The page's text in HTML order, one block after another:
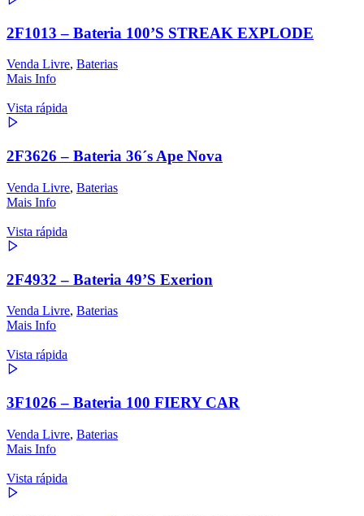
2F1013 – Bateria 100’S STREAK EXPLODE
Venda Livre, Baterias
Mais Info
Vista rápida
2F3626 – Bateria 36´s Ape Nova
Venda Livre, Baterias
Mais Info
Vista rápida
2F4932 – Bateria 49’S Exerion
Venda Livre, Baterias
Mais Info
Vista rápida
3F1026 – Bateria 100 FIERY CAR
Venda Livre, Baterias
Mais Info
Vista rápida